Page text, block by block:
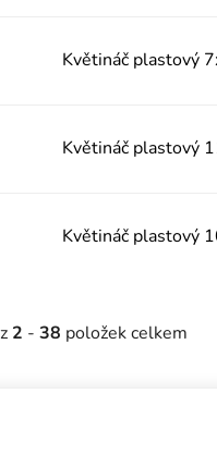
Květináč plastový
Květináč plastový
Květináč plastový
z 2 - 38 položek celkem